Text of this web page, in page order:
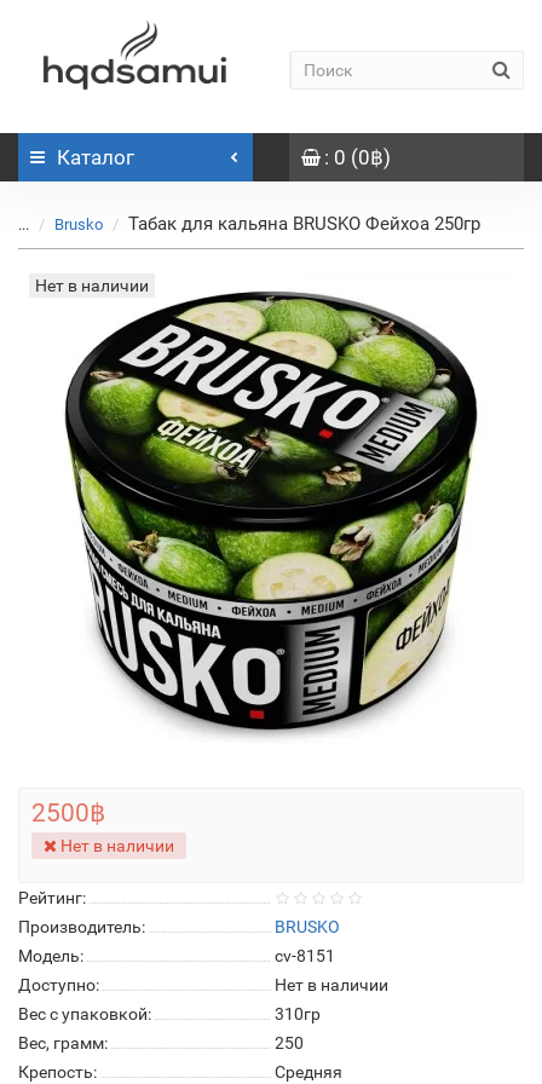
Каталог : 0 (0฿)
... Brusko Табак для кальяна BRUSKO Фейхоа 250гр
Нет в наличии
Рейтинг:
Производитель:
BRUSKO
Модель:
cv-8151
Доступно:
Нет в наличии
Вес с упаковкой:
310гр
Вес, грамм:
250
Крепость:
Средняя
2500฿
Нет в наличии